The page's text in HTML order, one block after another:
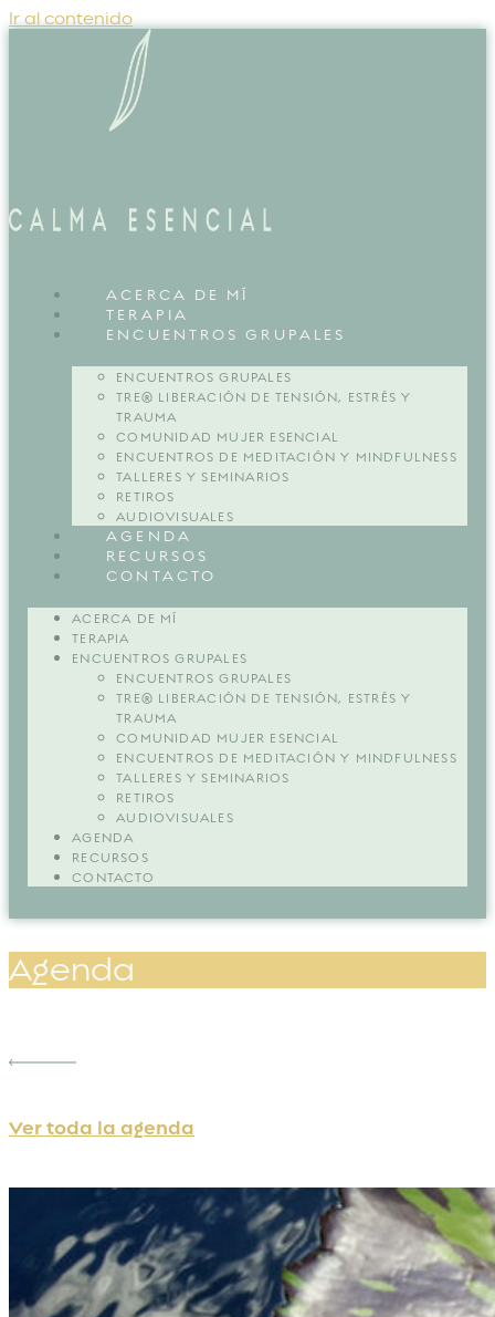
Ir al contenido
ACERCA DE MÍ
TERAPIA
ENCUENTROS GRUPALES
ENCUENTROS GRUPALES
TRE® LIBERACIÓN DE TENSIÓN, ESTRÉS Y
TRAUMA
COMUNIDAD MUJER ESENCIAL
ENCUENTROS DE MEDITACIÓN Y MINDFULNESS
TALLERES Y SEMINARIOS
RETIROS
AUDIOVISUALES
AGENDA
RECURSOS
CONTACTO
ACERCA DE MÍ
TERAPIA
ENCUENTROS GRUPALES
ENCUENTROS GRUPALES
TRE® LIBERACIÓN DE TENSIÓN, ESTRÉS Y
TRAUMA
COMUNIDAD MUJER ESENCIAL
ENCUENTROS DE MEDITACIÓN Y MINDFULNESS
TALLERES Y SEMINARIOS
RETIROS
AUDIOVISUALES
AGENDA
RECURSOS
CONTACTO
Agenda
Ver toda la agenda